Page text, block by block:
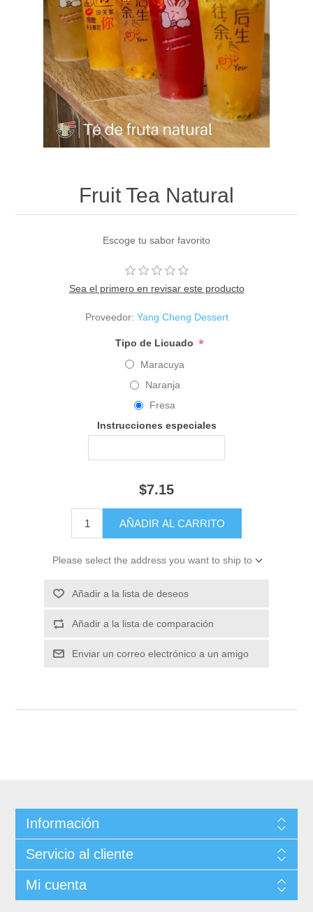
Fruit Tea Natural
Escoge tu sabor favorito
Sea el primero en revisar este producto
Proveedor: Yang Cheng Dessert
Tipo de Licuado *
Maracuya
Naranja
Fresa
Instrucciones especiales
$7.15
Please select the address you want to ship to
Información
Servicio al cliente
Mi cuenta